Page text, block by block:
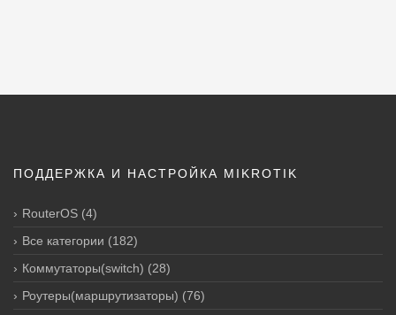
ПОДДЕРЖКА И НАСТРОЙКА MIKROTIK
RouterOS (4)
Все категории (182)
Коммутаторы(switch) (28)
Роутеры(маршрутизаторы) (76)